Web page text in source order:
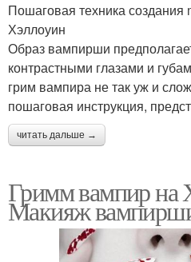
Пошаговая техника
Хэллоуин
Образ вампирши
контрастными глазами и
грим вампира не так уж и
пошаговая инструкция,
читать дальше →
Гримм вампир на
Макияж